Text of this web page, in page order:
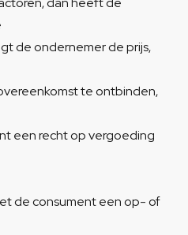
de ondernemer de prijs,
te ontbinden,
een recht op vergoeding
de consument een op- of